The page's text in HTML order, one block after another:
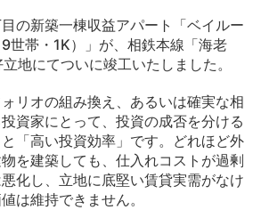
の新築一棟収益アパート「ベイルー
世帯・1K）」が、相鉄本線「海老
地にてついに竣工いたしました。
リオの組み換え、あるいは確実な相
資家にとって、投資の成否を分ける
「高い投資効率」です。どれほど外
を建築しても、仕入れコストが過剰
化し、立地に底堅い賃貸実需がなけ
は維持できません。